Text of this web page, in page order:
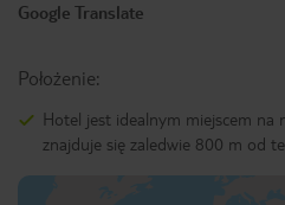
Google Translate
Położenie:
Hotel jest idealnym miejscem na
znajduje się zaledwie 800 m od